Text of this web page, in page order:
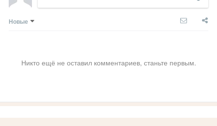
Новые
Никто ещё не оставил комментариев, станьте первым.